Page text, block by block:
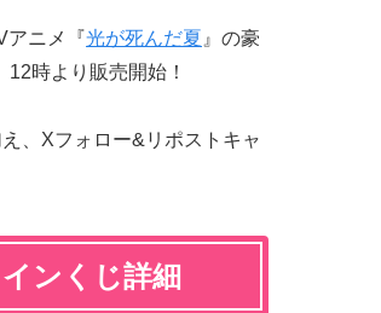
アニメ『光が死んだ夏 』の豪
時より販売開始！
、Xフォロー&リポストキャ
ンくじ詳細